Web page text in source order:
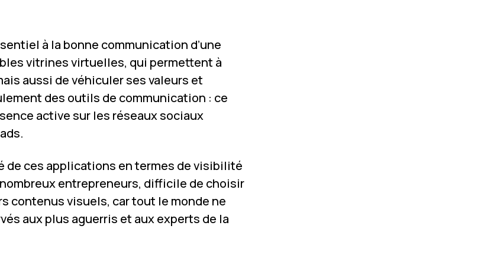
à la bonne communication d’une
vitrines virtuelles, qui permettent à
aussi de véhiculer ses valeurs et
des outils de communication : ce
active sur les réseaux sociaux
de ces applications en termes de visibilité
entrepreneurs, difficile de choisir
contenus visuels, car tout le monde ne
aux plus aguerris et aux experts de la